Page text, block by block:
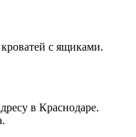
с ящиками.
в Краснодаре.